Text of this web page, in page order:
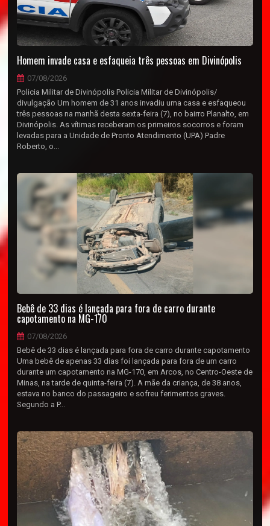
Homem invade casa e esfaqueia três pessoas em Divinópolis
07/08/2026
Policia Militar de Divinópolis Policia Militar de Divinópolis/
divulgação Um homem de 31 anos invadiu uma casa e esfaqueou
três pessoas na manhã desta sexta-feira (7), no bairro Planalto, em
Divinópolis. As vítimas receberam os primeiros socorros e foram
levadas para a Unidade de Pronto Atendimento (UPA) Padre
Roberto, o...
Bebê de 33 dias é lançada para fora de carro durante
capotamento na MG-170
07/08/2026
Bebê de 33 dias é lançada para fora de carro durante capotamento
Uma bebê de apenas 33 dias foi lançada para fora de um carro
durante um capotamento na MG-170, em Arcos, no Centro-Oeste de
Minas, na tarde de quinta-feira (7). A mãe da criança, de 38 anos,
estava no banco do passageiro e sofreu ferimentos graves.
Segundo a P...